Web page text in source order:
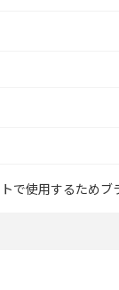
で使用するためブ